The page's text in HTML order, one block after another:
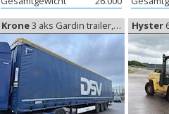
Krone3 aks Gardin trailer, Gardine Hyster